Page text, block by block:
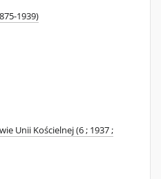
1939)
Unii Kościelnej (6 ; 1937 ;